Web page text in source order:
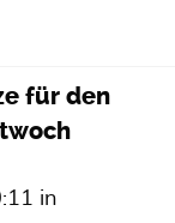
für den
in